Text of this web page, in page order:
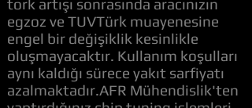
tork artışı sonrasında aracınızın
egzoz ve TUVTürk muayenesine
engel bir değişiklik kesinlikle
oluşmayacaktır. Kullanım koşulları
aynı kaldığı sürece yakıt sarfiyatı
azalmaktadır.AFR Mühendislik'ten